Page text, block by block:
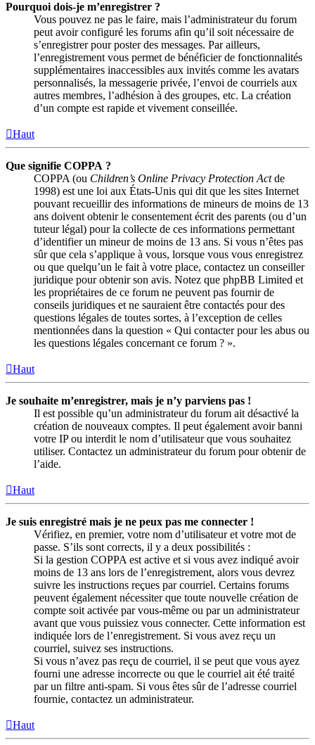
Pourquoi dois-je m’enregistrer ?
Vous pouvez ne pas le faire, mais l’administrateur du forum
peut avoir configuré les forums afin qu’il soit nécessaire de
s’enregistrer pour poster des messages. Par ailleurs,
l’enregistrement vous permet de bénéficier de fonctionnalités
supplémentaires inaccessibles aux invités comme les avatars
personnalisés, la messagerie privée, l’envoi de courriels aux
autres membres, l’adhésion à des groupes, etc. La création
d’un compte est rapide et vivement conseillée.
Haut
Que signifie COPPA ?
COPPA (ou Children’s Online Privacy Protection Actde
1998) est une loi aux États-Unis qui dit que les sites Internet
pouvant recueillir des informations de mineurs de moins de 13
ans doivent obtenir le consentement écrit des parents (ou d’un
tuteur légal) pour la collecte de ces informations permettant
d’identifier un mineur de moins de 13 ans. Si vous n’êtes pas
sûr que cela s’applique à vous, lorsque vous vous enregistrez
ou que quelqu’un le fait à votre place, contactez un conseiller
juridique pour obtenir son avis. Notez que phpBB Limited et
les propriétaires de ce forum ne peuvent pas fournir de
conseils juridiques et ne sauraient être contactés pour des
questions légales de toutes sortes, à l’exception de celles
mentionnées dans la question « Qui contacter pour les abus ou
les questions légales concernant ce forum ? ».
Haut
Je souhaite m’enregistrer, mais je n’y parviens pas !
Il est possible qu’un administrateur du forum ait désactivé la
création de nouveaux comptes. Il peut également avoir banni
votre IP ou interdit le nom d’utilisateur que vous souhaitez
utiliser. Contactez un administrateur du forum pour obtenir de
l’aide.
Haut
Je suis enregistré mais je ne peux pas me connecter !
Vérifiez, en premier, votre nom d’utilisateur et votre mot de
passe. S’ils sont corrects, il y a deux possibilités :
Si la gestion COPPA est active et si vous avez indiqué avoir
moins de 13 ans lors de l’enregistrement, alors vous devrez
suivre les instructions reçues par courriel. Certains forums
peuvent également nécessiter que toute nouvelle création de
compte soit activée par vous-même ou par un administrateur
avant que vous puissiez vous connecter. Cette information est
indiquée lors de l’enregistrement. Si vous avez reçu un
courriel, suivez ses instructions.
Si vous n’avez pas reçu de courriel, il se peut que vous ayez
fourni une adresse incorrecte ou que le courriel ait été traité
par un filtre anti-spam. Si vous êtes sûr de l’adresse courriel
fournie, contactez un administrateur.
Haut